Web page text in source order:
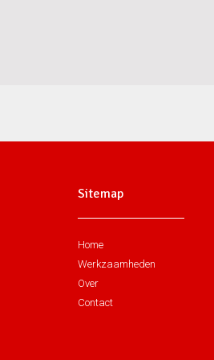
Sitemap
Home
Werkzaamheden
Over
Contact